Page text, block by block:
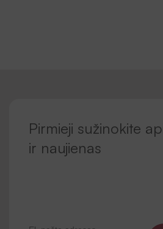
Pirmieji sužinokite
ir naujienas